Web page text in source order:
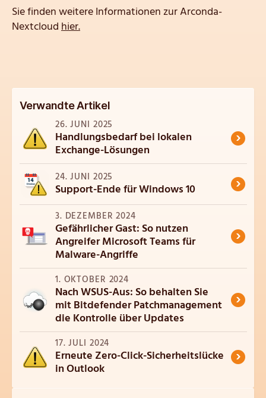
Sie finden weitere Informationen zur Arconda-
Nextcloudhier.
Verwandte Artikel
26. JUNI 2025
Handlungsbedarf bei lokalen
Exchange-Lösungen ›
24. JUNI 2025
Support-Ende für Windows 10 ›
3. DEZEMBER 2024
Gefährlicher Gast: So nutzen
Angreifer Microsoft Teams für
Malware-Angriffe
›
1. OKTOBER 2024
Nach WSUS-Aus: So behalten Sie
mit Bitdefender Patchmanagement
die Kontrolle über Updates
›
17. JULI 2024
Erneute Zero-Click-Sicherheitslücke
in Outlook ›